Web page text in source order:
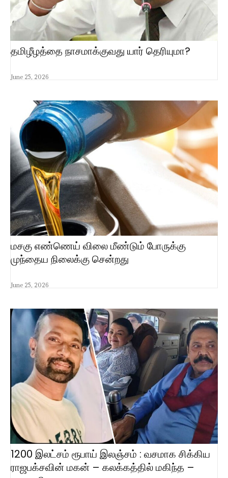
தமிழீழத்தை நாசமாக்குவது யார் தெரியுமா?
June 25, 2026
மசகு எண்ணெய் விலை மீண்டும் போருக்கு
முந்தைய நிலைக்கு சென்றது
June 25, 2026
1200 இலட்சம் ரூபாய் இலஞ்சம் : வசமாக சிக்கிய
ராஜபக்சவின் மகன் – கலக்கத்தில் மகிந்த –